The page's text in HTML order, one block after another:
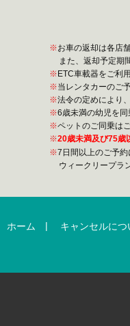
お車の返却は各店
また、返却予定期
ETC車載器をご利
当レンタカーのご
法令の定めにより
6歳未満の幼児を同
ペットのご同乗は
20歳未満及び75歳
7日間以上のご予約
ウィークリープラ
ホーム | キャンセルにつ